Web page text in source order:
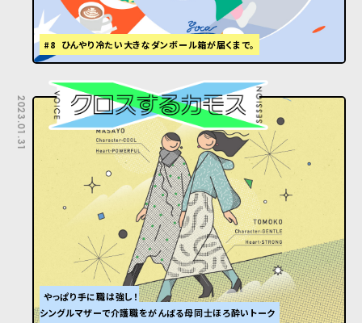
#8 ひんやり冷たい大きなダンボール箱が届くまで。
2023.01.31
やっぱり手に職は強し！
シングルマザーで介護職をがんばる母同士ほろ酔いトーク